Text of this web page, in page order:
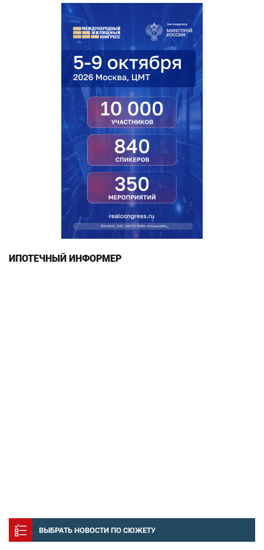
ИПОТЕЧНЫЙ ИНФОРМЕР
ВЫБРАТЬ НОВОСТИ ПО СЮЖЕТУ